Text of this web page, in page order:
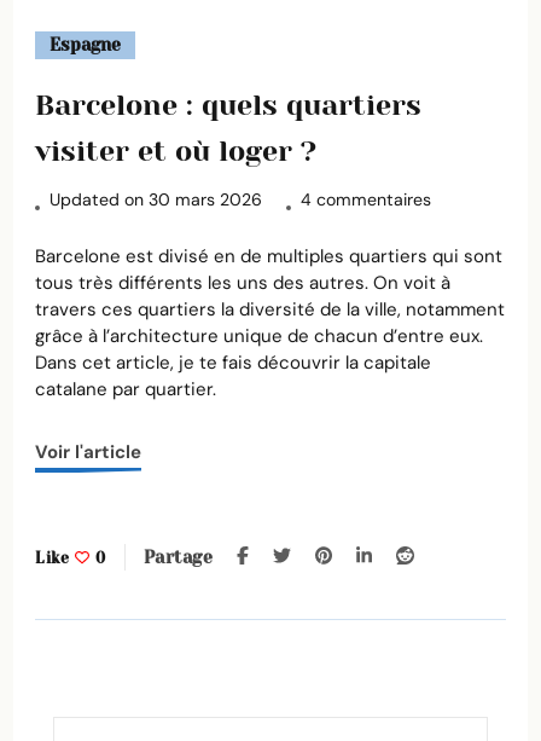
Espagne
Barcelone : quels quartiers
visiter et où loger ?
Updated on 30 mars 2026 4 commentairessur
quels
quartiers
et
Barcelone est divisé en de multiples quartiers qui sont
tous très différents les uns des autres. On voit à
travers ces quartiers la diversité de la ville, notamment
grâce à l’architecture unique de chacun d’entre eux.
Dans cet article, je te fais découvrir la capitale
catalane par quartier.
Voir l'article
Like 0 Partage